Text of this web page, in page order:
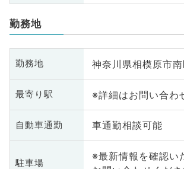
勤務地
勤務地 神奈川県相模原市南
最寄り駅 ※詳細はお問い合わ
自動車通勤 車通勤相談可能
駐車場
※最新情報を確認い